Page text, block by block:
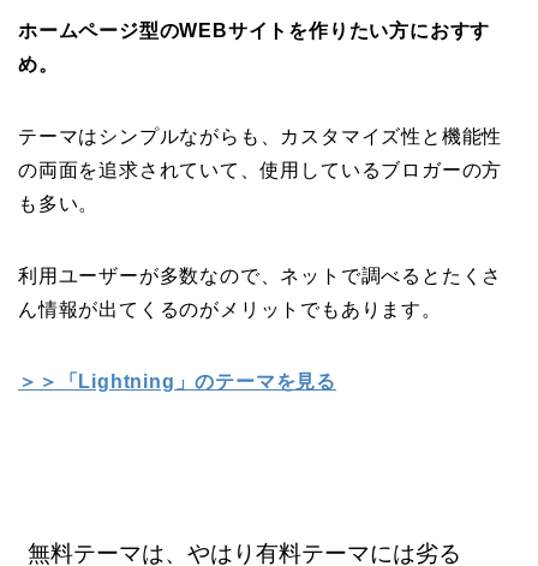
ホームページ型のWEBサイトを作りたい方におすす
め。
テーマはシンプルながらも、カスタマイズ性と機能性
の両面を追求されていて、使用しているブロガーの方
も多い。
利用ユーザーが多数なので、ネットで調べるとたくさ
ん情報が出てくるのがメリットでもあります。
＞＞「Lightning」のテーマを見る
無料テーマは、やはり有料テーマには劣る